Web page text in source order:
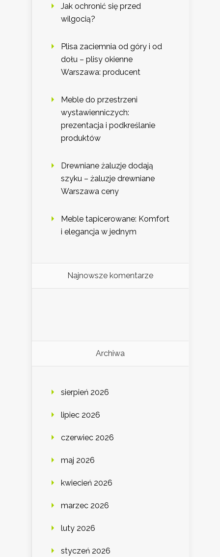
Jak ochronić się przed
wilgocią?
Plisa zaciemnia od góry i od
dołu – plisy okienne
Warszawa: producent
Meble do przestrzeni
wystawienniczych:
prezentacja i podkreślanie
produktów
Drewniane żaluzje dodają
szyku – żaluzje drewniane
Warszawa ceny
Meble tapicerowane: Komfort
i elegancja w jednym
Najnowsze komentarze
Archiwa
sierpień 2026
lipiec 2026
czerwiec 2026
maj 2026
kwiecień 2026
marzec 2026
luty 2026
styczeń 2026